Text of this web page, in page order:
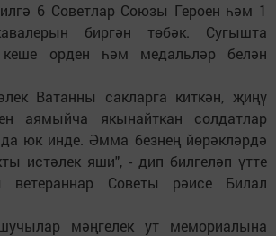
6 Советлар Союзы Героен һәм 1
биргән төбәк. Сугышта
орден һәм медальләр белән
Ватанны сакларга киткән, җиңү
аямыйча якынайткан солдатлар
юк инде. Әмма безнең йөрәкләрдә
истәлек яши", - дип билгеләп үтте
ветераннар Советы рәисе Билал
мәңгелек ут мемориалына